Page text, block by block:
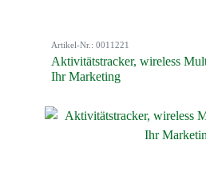
Artikel-Nr.: 0011221
Aktivitätstracker, wireless
Ihr Marketing